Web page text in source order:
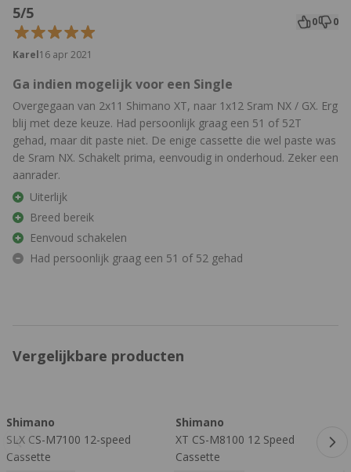
5/5 0 0
Karel16 apr 2021
Ga indien mogelijk voor een Single
Overgegaan van 2x11 Shimano XT, naar 1x12 Sram NX / GX. Erg
blij met deze keuze. Had persoonlijk graag een 51 of 52T
gehad, maar dit paste niet. De enige cassette die wel paste was
de Sram NX. Schakelt prima, eenvoudig in onderhoud. Zeker een
aanrader.
Uiterlijk
Breed bereik
Eenvoud schakelen
Had persoonlijk graag een 51 of 52 gehad
Vergelijkbare producten
Shimano
SLX CS-M7100 12-speed
Cassette
Shimano
XT CS-M8100 12 Speed
Cassette